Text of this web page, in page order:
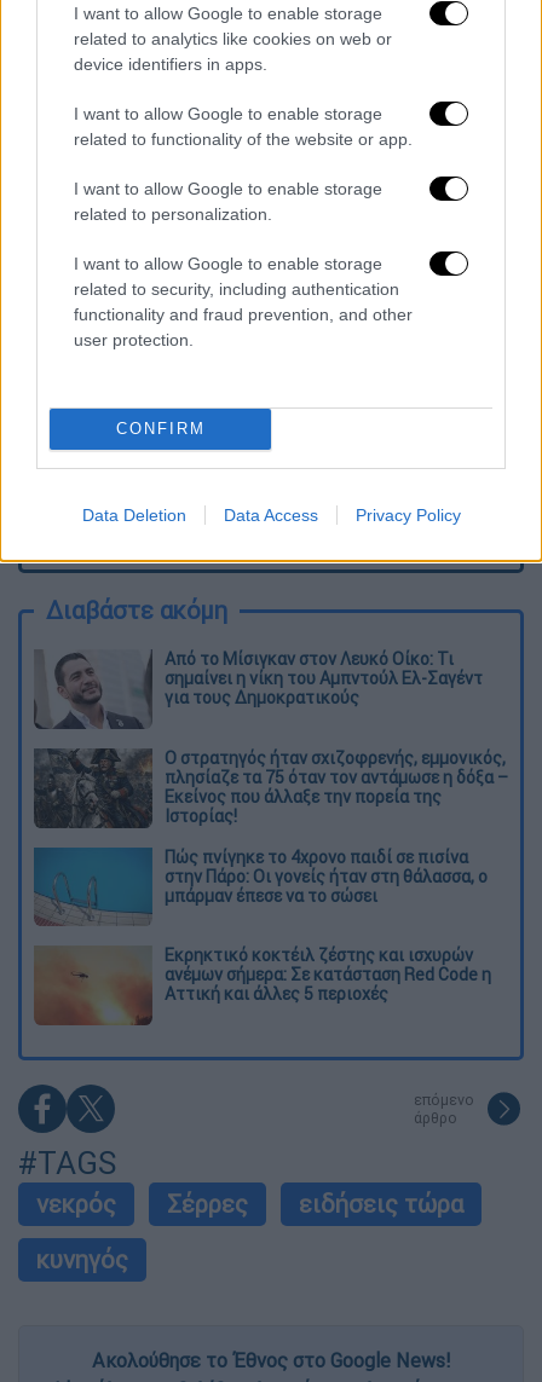
I want to allow Google to enable storage
related to analytics like cookies on web or
device identifiers in apps.
I want to allow Google to enable storage
related to functionality of the website or app.
I want to allow Google to enable storage
related to personalization.
I want to allow Google to enable storage
related to security, including authentication
functionality and fraud prevention, and other
user protection.
CONFIRM
Data Deletion Data Access Privacy Policy
σκοτάδι και ξεκίνησαν σήμερα το πρωί με τη
συνδρομή εθελοντών διασωστών του
ΟΦΚΑΘμε πεζοπόρο τμήμα και drone όπου
λίγο μετά τις 9.00 εντοπίστηκε η σορός του
85χρονου.
ΕΘΝΟΣ θα παρεμβαίνει και τα προσβλητικά σχόλια θα
διαγράφονται
καταχώρηση
Διαβάστε ακόμη
Από το Μίσιγκαν στον Λευκό Οίκο: Τι
σημαίνει η νίκη του Αμπντούλ Ελ-Σαγέντ
για τους Δημοκρατικούς
O στρατηγός ήταν σχιζοφρενής, εμμονικός,
πλησίαζε τα 75 όταν τον αντάμωσε η δόξα –
Εκείνος που άλλαξε την πορεία της
Ιστορίας!
Πώς πνίγηκε το 4χρονο παιδί σε πισίνα
στην Πάρο: Οι γονείς ήταν στη θάλασσα, ο
μπάρμαν έπεσε να το σώσει
Εκρηκτικό κοκτέιλ ζέστης και ισχυρών
ανέμων σήμερα: Σε κατάσταση Red Code η
Αττική και άλλες 5 περιοχές
επόμενο
άρθρο
#TAGS
νεκρός Σέρρες
ειδήσεις τώρα
κυνηγός
Ακολούθησε το Έθνος στο Google News!